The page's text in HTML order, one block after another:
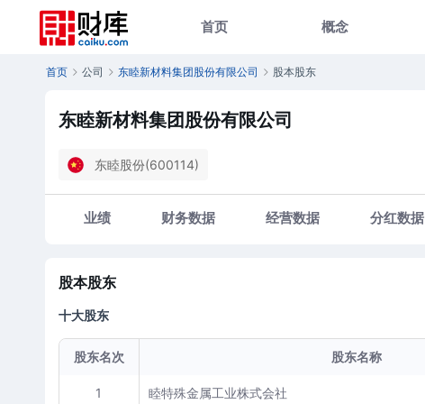
首页 概念
首页 公司 东睦新材料集团股份有限公司 股本股东
东睦新材料集团股份有限公司
东睦股份(600114)
业绩 财务数据 经营数据 分红数据
股本股东
十大股东
股东名次 股东名称
1 睦特殊金属工业株式会社